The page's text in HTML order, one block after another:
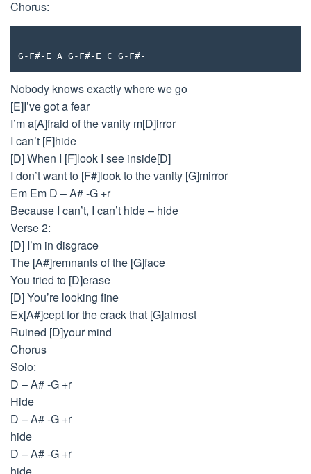
Chorus:
G-F#-E A G-F#-E C G-F#-
Nobody knows exactly where we go
[E]I’ve got a fear
I’m a[A]fraid of the vanity m[D]irror
I can’t [F]hide
[D] When I [F]look I see inside[D]
I don’t want to [F#]look to the vanity [G]mirror
Em Em D – A# -G +r
Because I can’t, I can’t hide – hide
Verse 2:
[D] I’m in disgrace
The [A#]remnants of the [G]face
You tried to [D]erase
[D] You’re looking fine
Ex[A#]cept for the crack that [G]almost
Ruined [D]your mind
Chorus
Solo:
D – A# -G +r
Hide
D – A# -G +r
hide
D – A# -G +r
hide